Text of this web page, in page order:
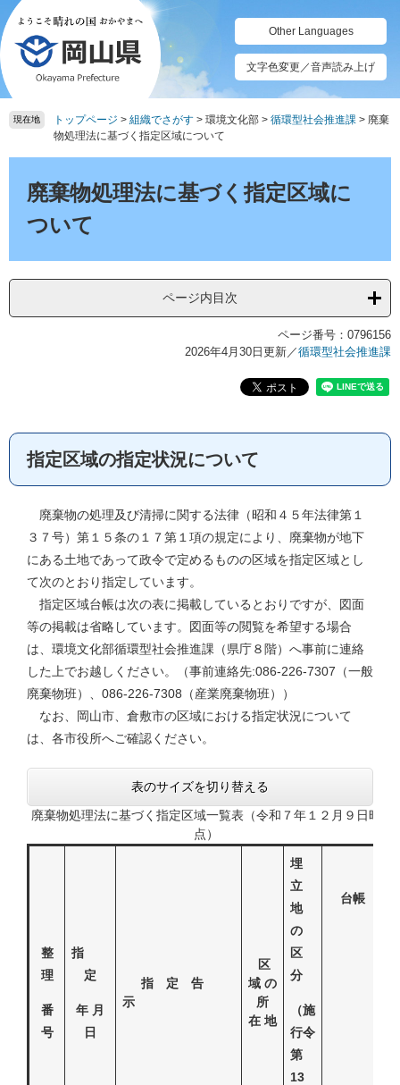
ペ
ー
ジ
の
先
頭
メ
ニ
ュ
ー
を
飛
て
Other Languages
文字色変更／音声読み上げ
現在地 トップページ > 組織でさがす > 環境文化部 > 循環型社会推進課 > 廃棄
物処理法に基づく指定区域について
廃棄物処理法に基づく指定区域に
ついて
ページ内目次
ページ番号：0796156
2026年4月30日更新／循環型社会推進課
指定区域の指定状況について
廃棄物の処理及び清掃に関する法律（昭和４５年法律第１
３７号）第１５条の１７第１項の規定により、廃棄物が地下
にある土地であって政令で定めるものの区域を指定区域とし
て次のとおり指定しています。
指定区域台帳は次の表に掲載しているとおりですが、図面
等の掲載は省略しています。図面等の閲覧を希望する場合
は、環境文化部循環型社会推進課（県庁８階）へ事前に連絡
した上でお越しください。（事前連絡先:086-226-7307（一般
廃棄物班）、086-226-7308（産業廃棄物班））
なお、岡山市、倉敷市の区域における指定状況について
は、各市役所へご確認ください。
表のサイズを切り替える
廃棄物処理法に基づく指定区域一覧表（令和７年１２月９日時
点）
整
理
番
号
指
定
年 月
日
指 定 告
示
区
域 の
所
在 地
埋
立
地
の
区
分
（施
行令
第
13
台帳